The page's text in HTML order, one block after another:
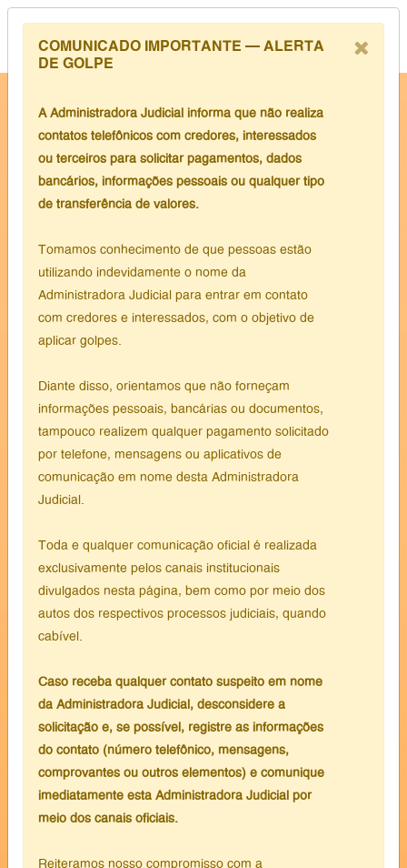
COMUNICADO IMPORTANTE – ALERTA
DE GOLPE
A Administradora Judicial informa que não realiza
contatos telefônicos com credores, interessados
ou terceiros para solicitar pagamentos, dados
bancários, informações pessoais ou qualquer tipo
de transferência de valores.
Tomamos conhecimento de que pessoas estão
utilizando indevidamente o nome da
Administradora Judicial para entrar em contato
com credores e interessados, com o objetivo de
aplicar golpes.
Diante disso, orientamos que não forneçam
informações pessoais, bancárias ou documentos,
tampouco realizem qualquer pagamento solicitado
por telefone, mensagens ou aplicativos de
comunicação em nome desta Administradora
Judicial.
Toda e qualquer comunicação oficial é realizada
exclusivamente pelos canais institucionais
divulgados nesta página, bem como por meio dos
autos dos respectivos processos judiciais, quando
cabível.
Caso receba qualquer contato suspeito em nome
da Administradora Judicial, desconsidere a
solicitação e, se possível, registre as informações
do contato (número telefônico, mensagens,
comprovantes ou outros elementos) e comunique
imediatamente esta Administradora Judicial por
meio dos canais oficiais.
Reiteramos nosso compromisso com a